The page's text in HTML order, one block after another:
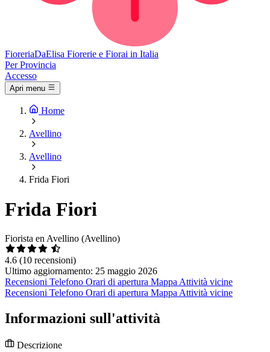
FioreriaDaElisa Fiorerie e Fiorai in Italia
Per Provincia
Accesso
Apri menu
Home
Avellino
Avellino
Frida Fiori
Frida Fiori
Fiorista en Avellino (Avellino)
4.6 (10 recensioni)
Ultimo aggiornamento: 25 maggio 2026
Recensioni Telefono Orari di apertura Mappa Attività vicine
Recensioni Telefono Orari di apertura Mappa Attività vicine
Informazioni sull'attività
Descrizione